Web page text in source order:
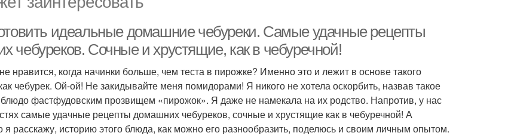
идеальные домашние чебуреки. Самые удачные рецепты
чебуреков. Сочные и хрустящие, как в чебуречной!
нравится, когда начинки больше, чем теста в пирожке? Именно это и лежит в основе такого
чебурек. Ой-ой! Не закидывайте меня помидорами! Я никого не хотела оскорбить, назвав такое
фастфудовским прозвищем «пирожок». Я даже не намекала на их родство. Напротив, у нас
самые удачные рецепты домашних чебуреков, сочные и хрустящие как в чебуречной! А
я расскажу, историю этого блюда, как можно его разнообразить, поделюсь и своим личным опытом.